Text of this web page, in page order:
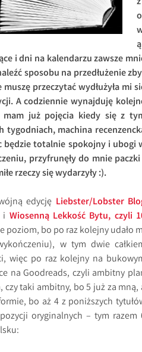
o
ą
i dni na kalendarzu zawsze
sposobu na przedłużenie
przeczytać wydłużyła mi
A codziennie wynajduję
mam już pojęcia kiedy się z
machina
będzie totalnie spokojny i ubogi
przyfrunęły do mnie
rzeczy się wydarzyły :).
edycję Liebster/Lobster
i Wiosenną Lekkość Bytu, czyli
poziom, bo po raz kolejny udało
w tym dwie
więc po raz kolejny na
na Goodreads, czyli ambitny
czy taki ambitny, bo 5 już za mną,
bo aż 4 z poniższych
oryginalnych – tym razem